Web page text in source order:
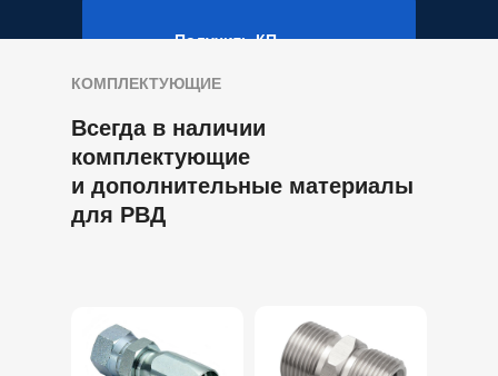
Получить КП
Предложим несколько вариантов
по стоимости и эффективности
КОМПЛЕКТУЮЩИЕ
Всегда в наличии
комплектующие
и дополнительные материалы
для РВД